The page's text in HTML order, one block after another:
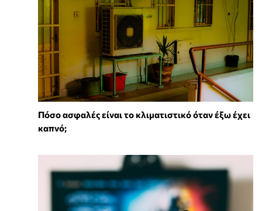
Πόσο ασφαλές είναι το κλιματιστικό όταν έξω έχει
καπνό;